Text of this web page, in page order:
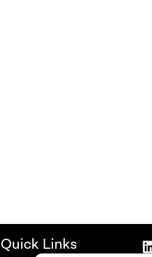
Quick Links